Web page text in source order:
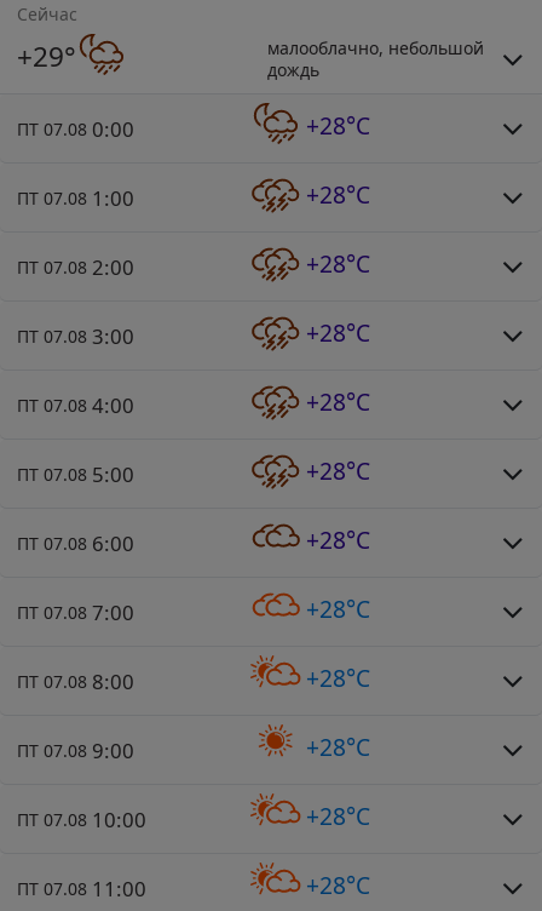
Сейчас
+29°
малооблачно, небольшой
дождь
ПТ 07.08 0:00 +28°C
ПТ 07.08 1:00 +28°C
ПТ 07.08 2:00 +28°C
ПТ 07.08 3:00 +28°C
ПТ 07.08 4:00 +28°C
ПТ 07.08 5:00 +28°C
ПТ 07.08 6:00 +28°C
ПТ 07.08 7:00 +28°C
ПТ 07.08 8:00 +28°C
ПТ 07.08 9:00 +28°C
ПТ 07.08 10:00 +28°C
ПТ 07.08 11:00 +28°C